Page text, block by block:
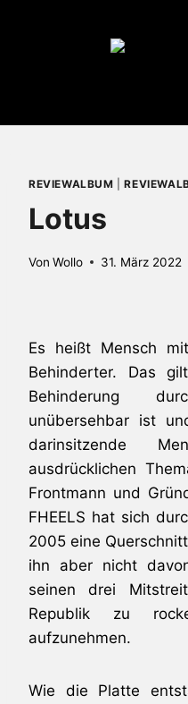
REVIEWALBUM |
Lotus
Von Wollo 31. März 2022
Es heißt Mensch
Behinderter. Das
Behinderung
unübersehbar ist
darinsitzende
ausdrücklichen
Frontmann und
FHEELS hat sich
2005 eine
ihn aber nicht
seinen drei
Republik zu
aufzunehmen.
Wie die Platte